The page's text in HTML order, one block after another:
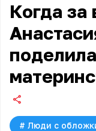
Когда за
# Люди с